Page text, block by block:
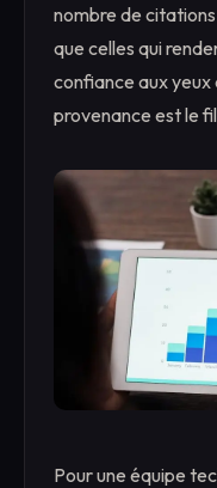
nombre de
que celles qui
confiance aux yeux
provenance est le
Pour une équipe